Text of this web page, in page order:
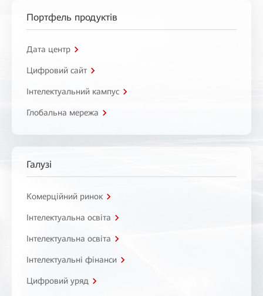
Портфель продуктів
Дата центр
Цифровий сайт
Інтелектуальний кампус
Глобальна мережа
Галузі
Комерційний ринок
Інтелектуальна освіта
Інтелектуальна освіта
Інтелектуальні фінанси
Цифровий уряд